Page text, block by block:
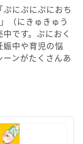
にぷにぷにおち
（にきゅきゅう
です。ぷにおく
中や育児の悩
ンがたくさんあ